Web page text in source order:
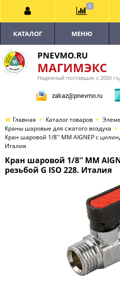
PNEVMO.RU
МАГИМЭКС
Надёжный поставщик с 2000
zakaz@pnevmo.ru
КАТАЛОГ МЕНЮ
Главная Каталог товаров
Краны шаровые для сжатого воздуха
Кран шаровой 1/8'' MM AIGNEP с
Италия
Кран шаровой 1/8'' MM
резьбой G ISO 228. Италия
0